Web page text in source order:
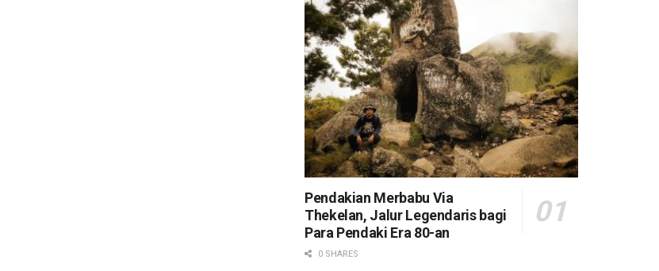
Pendakian Merbabu Via
Thekelan, Jalur Legendaris bagi
Para Pendaki Era 80-an
0 SHARES